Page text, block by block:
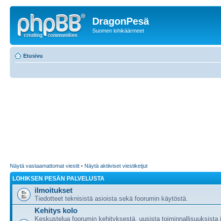
DragonPesä
Suomen lohikäärmeet
Etusivu
Näytä vastaamattomat viestit • Näytä aktiiviset viestiketjut
LOHIKSEN PESÄN PALVELUSTA
ilmoitukset
Tiedotteet teknisistä asioista sekä foorumin käytöstä.
Kehitys kolo
Keskustelua foorumin kehityksestä, uusista toiminnallisuuksista